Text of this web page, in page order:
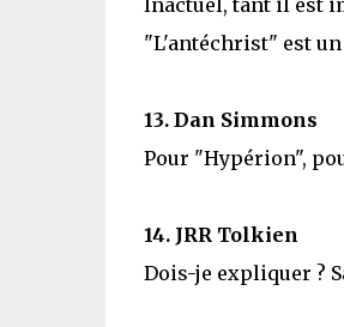
Inactuel, tant il est
"L'antéchrist" est
13. Dan Simmons
Pour "Hypérion",
14. JRR Tolkien
Dois-je expliquer ?